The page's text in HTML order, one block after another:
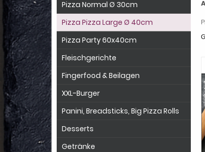
Pizza Normal Ø 30cm
Pizza Pizza Large Ø 40cm
Pizza Party 60x40cm
Fleischgerichte
Fingerfood & Beilagen
XXL-Burger
Panini, Breadsticks, Big Pizza Rolls
Desserts
Getränke